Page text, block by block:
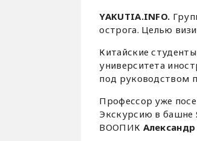
YAKUTIA.INFO.
острога. Целью
Китайские
университета
под руководством
Профессор уже
Экскурсию в башне
ВООПИК